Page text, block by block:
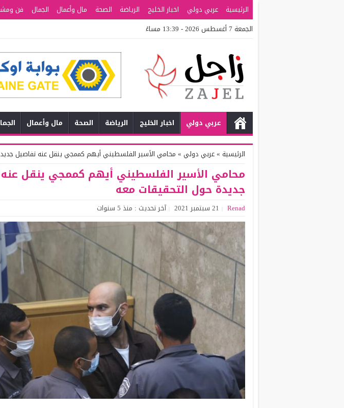
الرئيسية عربي دولي اخبار الخليج الرياضة الصحة مال وأعمال الجمال فن
الجمعة 7 أغسطس 2026 - 13:39 مساءً
عربي دولي اخبار الخليج الرياضة الصحة مال وأعمال
الرئيسية »عربي دولي » محامي الأسير الفلسطيني أيهم كممجي ينقل عنه تفاصيل
محامي الأسير الفلسطيني أيهم كممجي ينقل
جديدة حول التحقيقات معه
Renad 21 سبتمبر 2021 آخر تحديث : منذ 5 سنوات